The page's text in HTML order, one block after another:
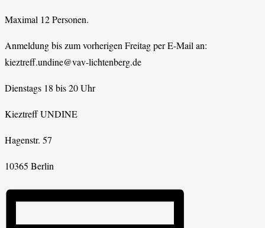
Maximal 12 Personen.
Anmeldung bis zum vorherigen Freitag per E-Mail an:
kieztreff.undine@vav-lichtenberg.de
Dienstags 18 bis 20 Uhr
Kieztreff UNDINE
Hagenstr. 57
10365 Berlin